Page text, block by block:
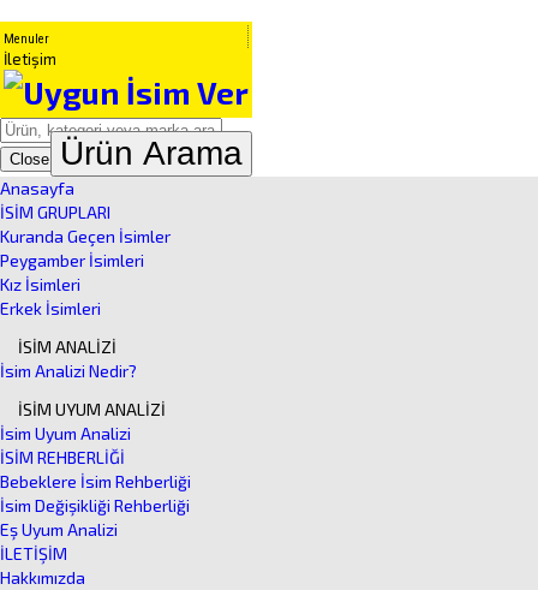
Menuler
İletişim
Close Ürün Arama
Anasayfa
İSİM GRUPLARI
Kuranda Geçen İsimler
Peygamber İsimleri
Kız İsimleri
Erkek İsimleri
İSİM ANALİZİ
İsim Analizi Nedir?
İSİM UYUM ANALİZİ
İsim Uyum Analizi
İSİM REHBERLİĞİ
Bebeklere İsim Rehberliği
İsim Değişikliği Rehberliği
Eş Uyum Analizi
İLETİŞİM
Hakkımızda